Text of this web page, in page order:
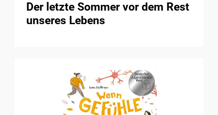
Der letzte Sommer vor dem Rest
unseres Lebens